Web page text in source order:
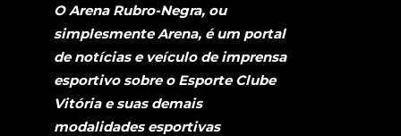
O Arena Rubro-Negra, ou
simplesmente Arena, é um portal
de notícias e veículo de imprensa
esportivo sobre o Esporte Clube
Vitória e suas demais
modalidades esportivas